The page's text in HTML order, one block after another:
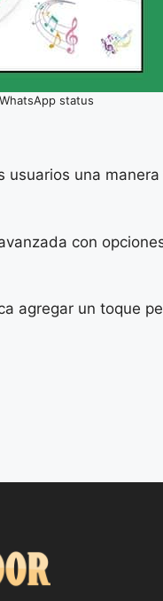
status
usuarios una
con
agregar un toque